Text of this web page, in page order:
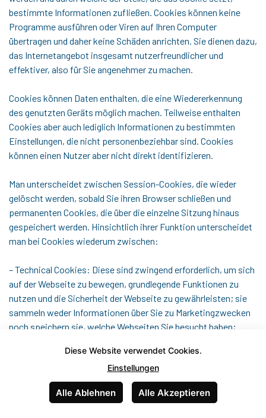
bestimmte Informationen zufließen. Cookies können keine
Programme ausführen oder Viren auf Ihren Computer
übertragen und daher keine Schäden anrichten. Sie dienen dazu,
das Internetangebot insgesamt nutzerfreundlicher und
effektiver, also für Sie angenehmer zu machen.
Cookies können Daten enthalten, die eine Wiedererkennung
des genutzten Geräts möglich machen. Teilweise enthalten
Cookies aber auch lediglich Informationen zu bestimmten
Einstellungen, die nicht personenbeziehbar sind. Cookies
können einen Nutzer aber nicht direkt identifizieren.
Man unterscheidet zwischen Session-Cookies, die wieder
gelöscht werden, sobald Sie ihren Browser schließen und
permanenten Cookies, die über die einzelne Sitzung hinaus
gespeichert werden. Hinsichtlich ihrer Funktion unterscheidet
man bei Cookies wiederum zwischen:
– Technical Cookies: Diese sind zwingend erforderlich, um sich
auf der Webseite zu bewegen, grundlegende Funktionen zu
nutzen und die Sicherheit der Webseite zu gewährleisten; sie
sammeln weder Informationen über Sie zu Marketingzwecken
noch speichern sie, welche Webseiten Sie besucht haben;
– Performance Cookies: Diese sammeln Informationen
darüber, wie Sie unsere Webseite nutzen, welche Seiten Sie
besuchen und z.B. ob Fehler bei der Webseitennutzung
auftreten; sie sammeln keine Informationen, die Sie
Diese Website verwendet Cookies.
Einstellungen
Alle Ablehnen Alle Akzeptieren